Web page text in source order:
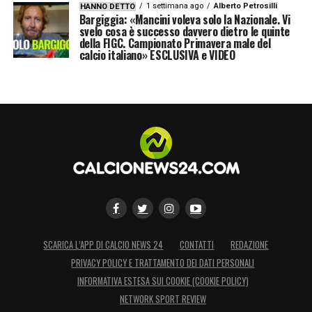
HANNO DETTO 1 settimana ago Alberto Petrosilli
Bargiggia: «Mancini voleva solo la Nazionale. Vi
svelo cosa è successo davvero dietro le quinte
della FIGC. Campionato Primavera male del
calcio italiano» ESCLUSIVA e VIDEO
SCARICA L’APP DI CALCIO NEWS 24 CONTATTI
REDAZIONE
PRIVACY POLICY E TRATTAMENTO DEI DATI PERSONALI
INFORMATIVA ESTESA SUI COOKIE (COOKIE POLICY)
NETWORK SPORT REVIEW